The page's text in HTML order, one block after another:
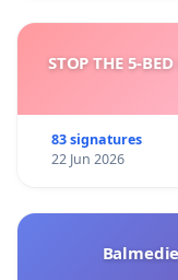
STOP THE 5-
83 signatures
22 Jun 2026